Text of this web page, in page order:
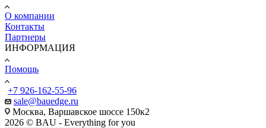
О компании
Контакты
Партнеры
ИНФОРМАЦИЯ
Помощь
+7 926-162-55-96
sale@bauedge.ru
Москва, Варшавское шоссе 150к2
2026 © BAU - Everything for you